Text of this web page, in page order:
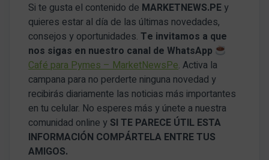
Si te gusta el contenido de MARKETNEWS.PE y
quieres estar al día de las últimas novedades,
consejos y oportunidades.Te invitamos a que
nos sigas en nuestro canal de WhatsApp
Café para Pymes – MarketNewsPe. Activa la
campana para no perderte ninguna novedad y
recibirás diariamente las noticias más importantes
en tu celular. No esperes más y únete a nuestra
comunidad online y SI TE PARECE ÚTIL ESTA
INFORMACIÓN COMPÁRTELA ENTRE TUS
AMIGOS.